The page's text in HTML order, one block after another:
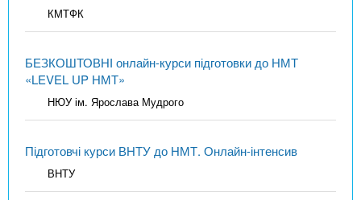
КМТФК
БЕЗКОШТОВНІ онлайн-курси підготовки до НМТ
«LEVEL UP НМТ»
НЮУ ім. Ярослава Мудрого
Підготовчі курси ВНТУ до НМТ. Онлайн-інтенсив
ВНТУ